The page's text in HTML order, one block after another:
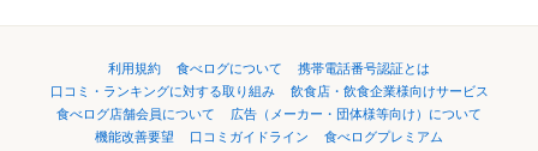
利用規約 食べログについて
携帯電話番号認証とは
口コミ・ランキングに対する取り組み
飲食店・飲食企業様向けサービス
食べログ店舗会員について
広告（メーカー・団体様等向け）について
機能改善要望
口コミガイドライン
食べログプレミアム